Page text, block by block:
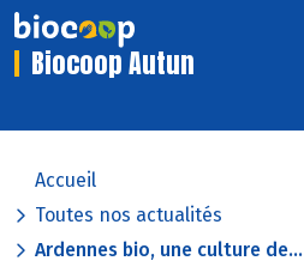
Biocoop Autun
Accueil
Toutes nos actualités
Ardennes bio, une culture de...